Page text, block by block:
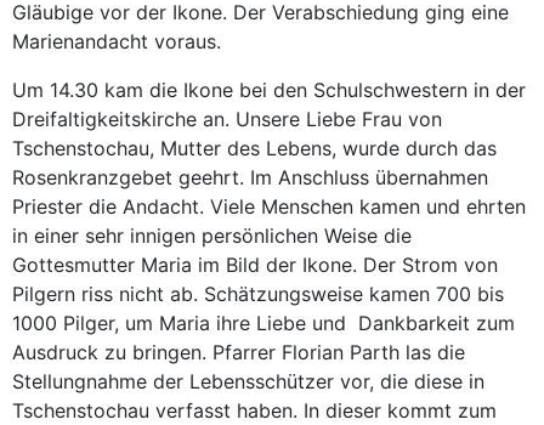
Gläubige vor der Ikone. Der Verabschiedung ging eine
Marienandacht voraus.
Um 14.30 kam die Ikone bei den Schulschwestern in der
Dreifaltigkeitskirche an. Unsere Liebe Frau von
Tschenstochau, Mutter des Lebens, wurde durch das
Rosenkranzgebet geehrt. Im Anschluss übernahmen
Priester die Andacht. Viele Menschen kamen und ehrten
in einer sehr innigen persönlichen Weise die
Gottesmutter Maria im Bild der Ikone. Der Strom von
Pilgern riss nicht ab. Schätzungsweise kamen 700 bis
1000 Pilger, um Maria ihre Liebe und Dankbarkeit zum
Ausdruck zu bringen. Pfarrer Florian Parth las die
Stellungnahme der Lebensschützer vor, die diese in
Tschenstochau verfasst haben. In dieser kommt zum